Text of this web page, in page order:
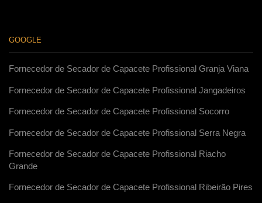
GOOGLE
Fornecedor de Secador de Capacete Profissional Granja Viana
Fornecedor de Secador de Capacete Profissional Jangadeiros
Fornecedor de Secador de Capacete Profissional Socorro
Fornecedor de Secador de Capacete Profissional Serra Negra
Fornecedor de Secador de Capacete Profissional Riacho
Grande
Fornecedor de Secador de Capacete Profissional Ribeirão Pires